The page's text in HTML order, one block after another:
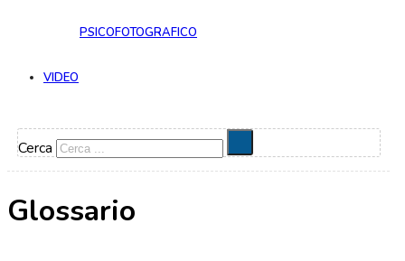
PSICOFOTOGRAFICO
VIDEO
Cerca
Glossario